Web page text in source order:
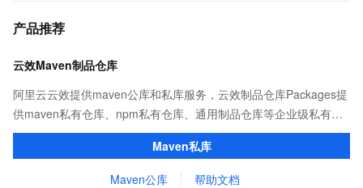
产品推荐
云效Maven制品仓库
阿里云云效提供maven公库和私库服务，云效制品仓库Packages提
供maven私有仓库、npm私有仓库、通用制品仓库等企业级私有制
品仓库，用于maven、npm等软件包和依赖管理。且不限容量、免
Maven私库
Maven公库 帮助文档